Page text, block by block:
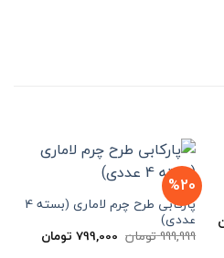
قیمت
فعلی
2,500,000 تومان
%20
پارکابی طرح چرم لاماری (بسته 4
عددی)
999,999تومان قیمت
اصلی
799,000 تومانقیمت
فعلی